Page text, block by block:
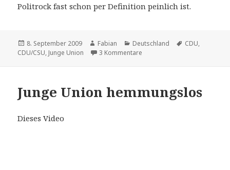
Politrock fast schon per Definition peinlich ist.
Veröffentlicht
am
8. September 2009 Autor
Fabian Kategorien
Deutschland Schlagwörter
CDU,
CDU/CSU, Junge Union 3 Kommentare
Junge Union hemmungslos
Dieses Video